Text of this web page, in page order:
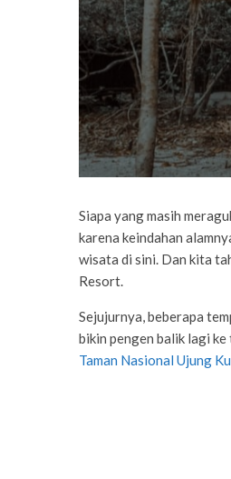
Siapa yang masih
karena keindahan
wisata di sini. Dan kita
Resort.
Sejujurnya, beberapa
bikin pengen balik lagi
Taman Nasional Ujung